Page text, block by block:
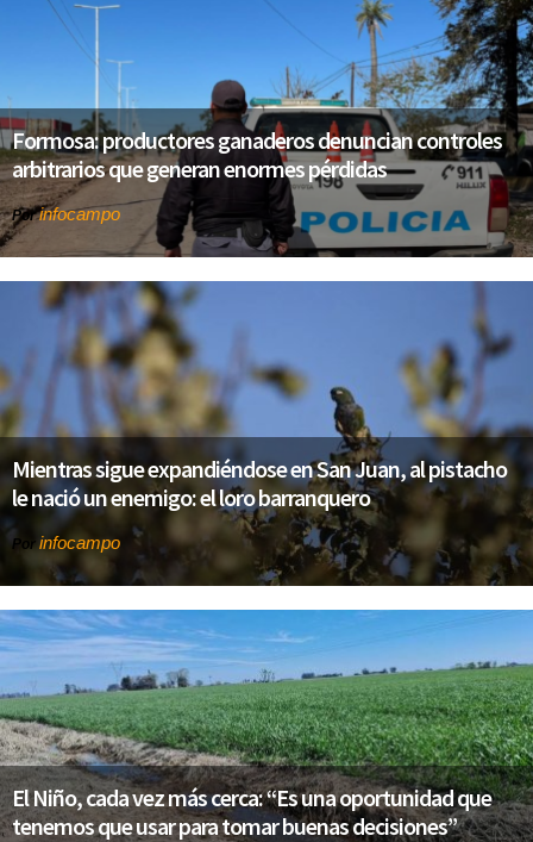
Formosa: productores ganaderos denuncian controles
arbitrarios que generan enormes pérdidas
Porinfocampo
Mientras sigue expandiéndose en San Juan, al pistacho
le nació un enemigo: el loro barranquero
Por infocampo
El Niño, cada vez más cerca: “Es una oportunidad que
tenemos que usar para tomar buenas decisiones”